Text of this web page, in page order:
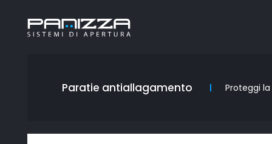
Paratie antiallagamento Proteggi